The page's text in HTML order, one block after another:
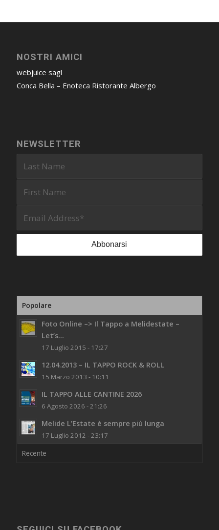
NOSTRI AMICI
webjuice sagl
Conca Bella – Enoteca Ristorante Albergo
NEWSLETTER
Popolare
Foto Online –> Il Tappo a Melidestate –
Let’s...
17 Luglio 2015 - 17:27
12.04.2013 – IL TAPPO ROCK & ROLL
15 Marzo 2013 - 10:11
IL TAPPO ALLE CANTINE 2026
6 Agosto 2026 - 21:26
Melide L’Estate è sempre più lunga
17 Luglio 2012 - 23:17
Recente